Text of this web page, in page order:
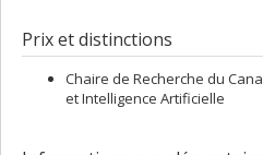
Co-chercheurs : Laurence
Sources de financement :CRSH/
sciences humaines du Canada
Programmes de subvention :
frontières en recherche -
Prix et distinctions
Chaire de Recherche du
et Intelligence Artificielle